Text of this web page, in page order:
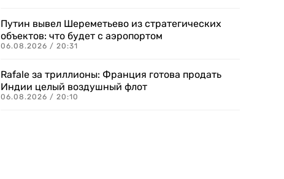
Путин вывел Шереметьево из стратегических
объектов: что будет с аэропортом
06.08.2026 / 20:31
Rafale за триллионы: Франция готова продать
Индии целый воздушный флот
06.08.2026 / 20:10